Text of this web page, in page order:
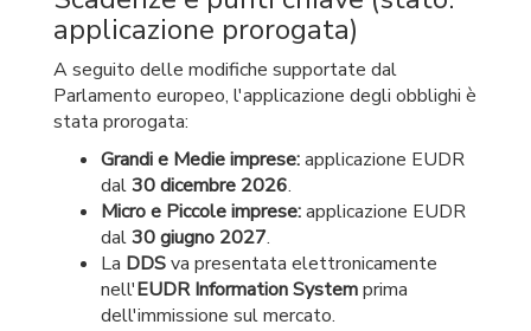
applicazione prorogata)
A seguito delle modifiche supportate dal
Parlamento europeo, l'applicazione degli obblighi è
stata prorogata:
Grandi e Medie imprese:applicazione EUDR
dal30 dicembre 2026.
Micro e Piccole imprese:applicazione EUDR
dal30 giugno 2027.
La DDSva presentata elettronicamente
nell'EUDR Information Systemprima
dell'immissione sul mercato.